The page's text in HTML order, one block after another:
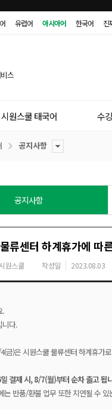
유럽어 아시아어 한국어 진
시원스쿨 태국어 수
공지사항
공지사항
류센터 하계휴가에 따
원스쿨 작성일 2023.08.03
.
니다.
금)은 시원스쿨 물류센터 하계휴가
결제 시, 8/7(월)부터 순차 출고 됩
는 반품/환불 업무 또한 지연될 수